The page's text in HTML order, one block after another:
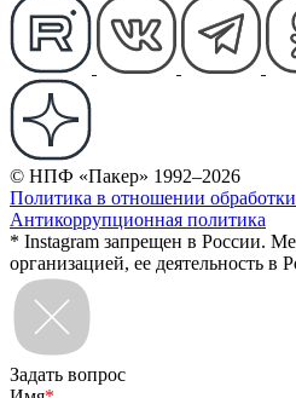
© НПФ «Пакер» 1992–2026
Политика в отношении
Антикоррупционная политика
* Instagram запрещен в России.
организацией, ее деятельность в
Задать вопрос